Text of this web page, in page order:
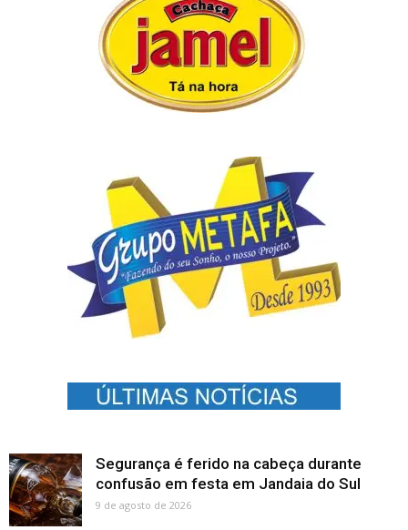
Segurança é ferido na cabeça durante
confusão em festa em Jandaia do Sul
9 de agosto de 2026